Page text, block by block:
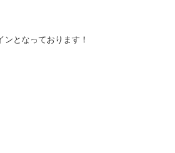
となっております！